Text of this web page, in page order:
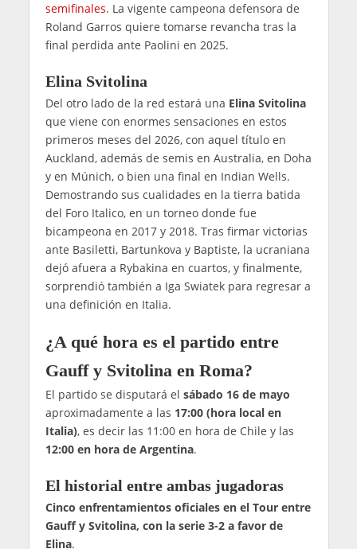
semifinales. La vigente campeona defensora de
Roland Garros quiere tomarse revancha tras la
final perdida ante Paolini en 2025.
Elina Svitolina
Del otro lado de la red estará una Elina Svitolina
que viene con enormes sensaciones en estos
primeros meses del 2026, con aquel título en
Auckland, además de semis en Australia, en Doha
y en Múnich, o bien una final en Indian Wells.
Demostrando sus cualidades en la tierra batida
del Foro Italico, en un torneo donde fue
bicampeona en 2017 y 2018. Tras firmar victorias
ante Basiletti, Bartunkova y Baptiste, la ucraniana
dejó afuera a Rybakina en cuartos, y finalmente,
sorprendió también a Iga Swiatek para regresar a
una definición en Italia.
¿A qué hora es el partido entre
Gauff y Svitolina en Roma?
El partido se disputará el sábado 16 de mayo
aproximadamente a las 17:00 (hora local en
Italia), es decir las 11:00 en hora de Chile y las
12:00 en hora de Argentina.
El historial entre ambas jugadoras
Cinco enfrentamientos oficiales en el Tour entre
Gauff y Svitolina, con la serie 3-2 a favor de
Elina.